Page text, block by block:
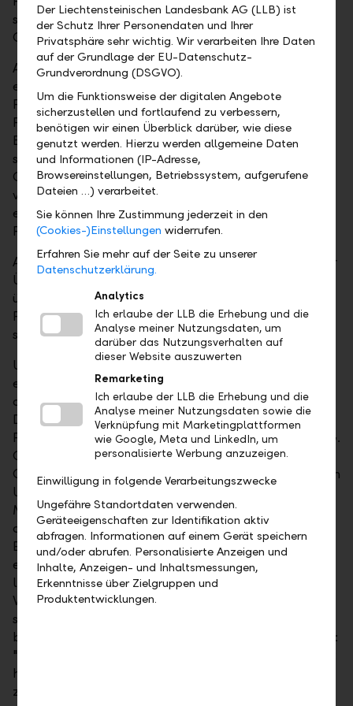
sowie an der Tuck School of Business des Dartmouth
College in Hanover, USA.
Andreas Gerber wird am 1. August 2024 in die LLB
eintreten. Als Leiter der Division Privat- und
Firmenkunden zeichnet er gruppenweit für das
Firmen- und Direktkundengeschäft, das Private
Banking Liechtenstein, Schweiz und Deutschland
sowie für das Group Investment Advisory und das
Group Business- und Vertriebsmanagement
verantwortlich. Die Ernennung von Andreas Gerber
erfolgt vorbehältlich der Zustimmung der
Finanzmarktaufsicht Liechtenstein (FMA).
Andreas Gerber wird die operative Leitung nach einer
Übergangsphase von zwei bis drei Monaten
übernehmen. Dadurch wird die Kontinuität in der
Führung der Division Privat- und Firmenkunden
sichergestellt.
Urs Müller trat 1995 als Rechtskonsulent in die LLB
ein. Nach verschiedenen Stationen wurde er 2011 in
die Gruppenleitung berufen. Seit 2016 leitet er die
Division Privat- und Firmenkunden. Zudem ist er
Präsident des Verwaltungsrates der LLB (Schweiz) AG.
Georg Wohlwend, Präsident des
Gruppenverwaltungsrates, würdigt die Verdienste von
Urs Müller: "Der Gruppenverwaltungsrat dankt Urs
Müller ganz herzlich für seinen grossen Einsatz für
die LLB-Gruppe. Mit seinem vorbildlichen
Engagement hat er die Transformation und sehr
erfolgreiche Entwicklung der LLB-Gruppe in den
letzten mehr als 10 Jahren massgeblich mitgeprägt.
Wir wünschen ihm für seinen neuen Lebensabschnitt
schon jetzt alles Gute." Gabriel Brenna, Group CEO,
bringt seine persönliche Anerkennung zum Ausdruck:
"Seit meinem Eintritt in die LLB-Gruppe im Jahr 2012
habe ich die konstruktive, verlässliche und
zielgerichtete Zusammenarbeit mit Urs Müller sehr
Der Liechtensteinischen Landesbank AG (LLB) ist
der Schutz Ihrer Personendaten und Ihrer
Privatsphäre sehr wichtig. Wir verarbeiten Ihre Daten
auf der Grundlage der EU-Datenschutz-
Grundverordnung (DSGVO).
Um die Funktionsweise der digitalen Angebote
sicherzustellen und fortlaufend zu verbessern,
benötigen wir einen Überblick darüber, wie diese
genutzt werden. Hierzu werden allgemeine Daten
und Informationen (IP-Adresse,
Browsereinstellungen, Betriebssystem, aufgerufene
Dateien …) verarbeitet.
Sie können Ihre Zustimmung jederzeit in den
(Cookies-)Einstellungen widerrufen.
Erfahren Sie mehr auf der Seite zu unserer
Datenschutzerklärung.
Analytics
Ich erlaube der LLB die Erhebung und die
Analyse meiner Nutzungsdaten, um
darüber das Nutzungsverhalten auf
dieser Website auszuwerten
Remarketing
Ich erlaube der LLB die Erhebung und die
Analyse meiner Nutzungsdaten sowie die
Verknüpfung mit Marketingplattformen
wie Google, Meta und LinkedIn, um
personalisierte Werbung anzuzeigen.
Einwilligung in folgende Verarbeitungszwecke
Ungefähre Standortdaten verwenden.
Geräteeigenschaften zur Identifikation aktiv
abfragen. Informationen auf einem Gerät speichern
und/oder abrufen. Personalisierte Anzeigen und
Inhalte, Anzeigen- und Inhaltsmessungen,
Erkenntnisse über Zielgruppen und
Produktentwicklungen.